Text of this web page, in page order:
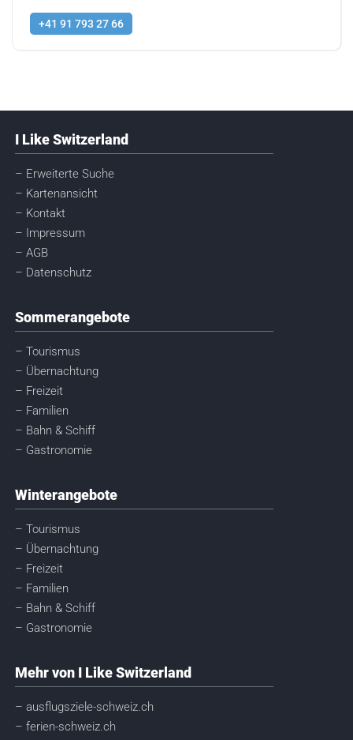
+41 91 793 27 66
I Like Switzerland
– Erweiterte Suche
– Kartenansicht
– Kontakt
– Impressum
– AGB
– Datenschutz
Sommerangebote
– Tourismus
– Übernachtung
– Freizeit
– Familien
– Bahn & Schiff
– Gastronomie
Winterangebote
– Tourismus
– Übernachtung
– Freizeit
– Familien
– Bahn & Schiff
– Gastronomie
Mehr von I Like Switzerland
– ausflugsziele-schweiz.ch
– ferien-schweiz.ch